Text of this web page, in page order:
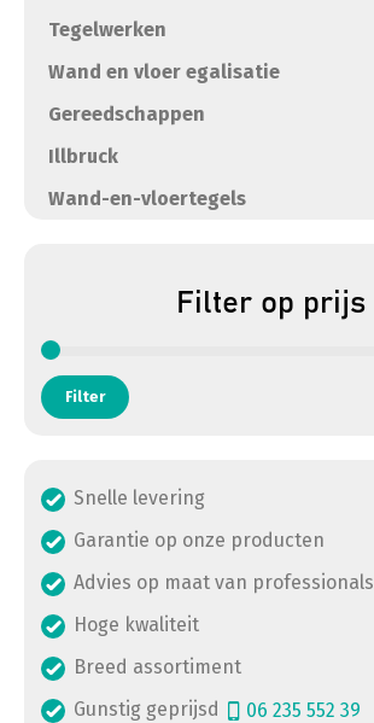
Tegelwerken
Wand en vloer egalisatie
Gereedschappen
Illbruck
Wand-en-vloertegels
Filter op prijs
Filter
Snelle levering
Garantie op onze producten
Advies op maat van professionals
Hoge kwaliteit
Breed assortiment
Gunstig geprijsd
06 235 552 39